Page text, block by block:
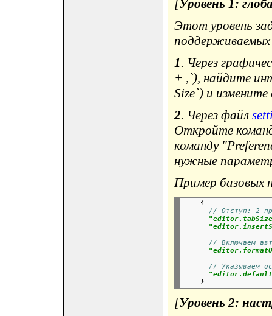
[Уровень 1:
Этот уровень
поддерживаемых
1. Через
+ ,`), найдите
Size`) и измените
2. Через файл
Откройте
команду
нужные
Пример базовых
{
// Отступ: 2
// Включаем
// Указываем
[Уровень 2: